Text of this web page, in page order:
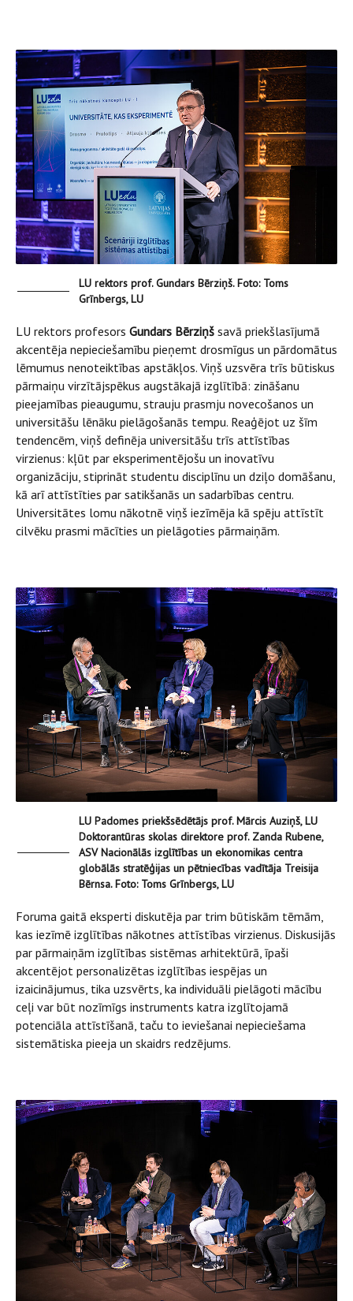
LU rektors prof. Gundars Bērziņš. Foto: Toms
Grīnbergs, LU
LU rektors profesors Gundars Bērziņš savā priekšlasījumā
akcentēja nepieciešamību pieņemt drosmīgus un pārdomātus
lēmumus nenoteiktības apstākļos. Viņš uzsvēra trīs būtiskus
pārmaiņu virzītājspēkus augstākajā izglītībā: zināšanu
pieejamības pieaugumu, strauju prasmju novecošanos un
universitāšu lēnāku pielāgošanās tempu. Reaģējot uz šīm
tendencēm, viņš definēja universitāšu trīs attīstības
virzienus: kļūt par eksperimentējošu un inovatīvu
organizāciju, stiprināt studentu disciplīnu un dziļo domāšanu,
kā arī attīstīties par satikšanās un sadarbības centru.
Universitātes lomu nākotnē viņš iezīmēja kā spēju attīstīt
cilvēku prasmi mācīties un pielāgoties pārmaiņām.
LU Padomes priekšsēdētājs prof. Mārcis Auziņš, LU
Doktorantūras skolas direktore prof. Zanda Rubene,
ASV Nacionālās izglītības un ekonomikas centra
globālās stratēģijas un pētniecības vadītāja Treisija
Bērnsa. Foto: Toms Grīnbergs, LU
Foruma gaitā eksperti diskutēja par trim būtiskām tēmām,
kas iezīmē izglītības nākotnes attīstības virzienus. Diskusijās
par pārmaiņām izglītības sistēmas arhitektūrā, īpaši
akcentējot personalizētas izglītības iespējas un
izaicinājumus, tika uzsvērts, ka individuāli pielāgoti mācību
ceļi var būt nozīmīgs instruments katra izglītojamā
potenciāla attīstīšanā, taču to ieviešanai nepieciešama
sistemātiska pieeja un skaidrs redzējums.